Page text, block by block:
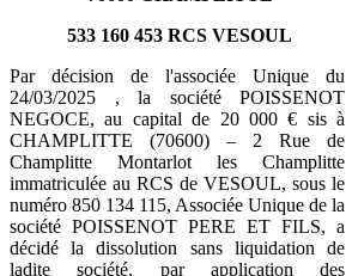
533 160 453 RCS VESOUL
Par décision de l'associée Unique du
24/03/2025 , la société POISSENOT
NEGOCE, au capital de 20 000 € sis à
CHAMPLITTE (70600) – 2 Rue de
Champlitte Montarlot les Champlitte
immatriculée au RCS de VESOUL, sous le
numéro 850 134 115, Associée Unique de la
société POISSENOT PERE ET FILS, a
décidé la dissolution sans liquidation de
ladite société, par application des